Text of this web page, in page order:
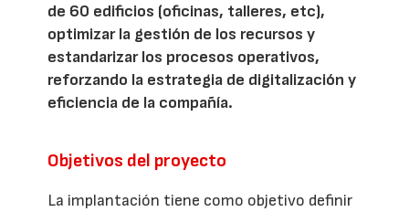
de 60 edificios (oficinas, talleres, etc),
optimizar la gestión de los recursos y
estandarizar los procesos operativos,
reforzando la estrategia de digitalización y
eficiencia de la compañía.
Objetivos del proyecto
La implantación tiene como objetivo definir